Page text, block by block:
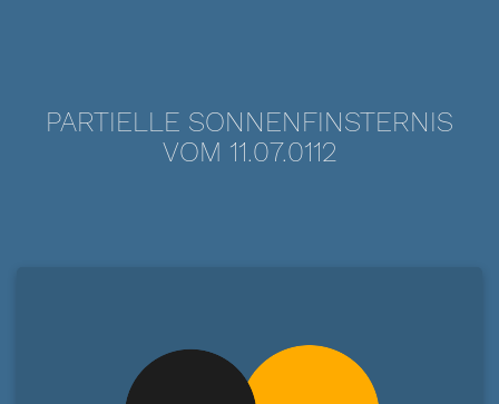
PARTIELLE SONNENFINSTERNIS
VOM 11.07.0112